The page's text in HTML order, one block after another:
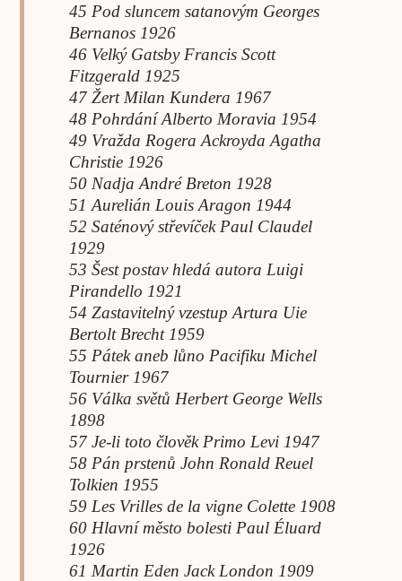
45 Pod sluncem satanovým Georges
Bernanos 1926
46 Velký Gatsby Francis Scott
Fitzgerald 1925
47 Žert Milan Kundera 1967
48 Pohrdání Alberto Moravia 1954
49 Vražda Rogera Ackroyda Agatha
Christie 1926
50 Nadja André Breton 1928
51 Aurelián Louis Aragon 1944
52 Saténový střevíček Paul Claudel
1929
53 Šest postav hledá autora Luigi
Pirandello 1921
54 Zastavitelný vzestup Artura Uie
Bertolt Brecht 1959
55 Pátek aneb lůno Pacifiku Michel
Tournier 1967
56 Válka světů Herbert George Wells
1898
57 Je-li toto člověk Primo Levi 1947
58 Pán prstenů John Ronald Reuel
Tolkien 1955
59 Les Vrilles de la vigne Colette 1908
60 Hlavní město bolesti Paul Éluard
1926
61 Martin Eden Jack London 1909